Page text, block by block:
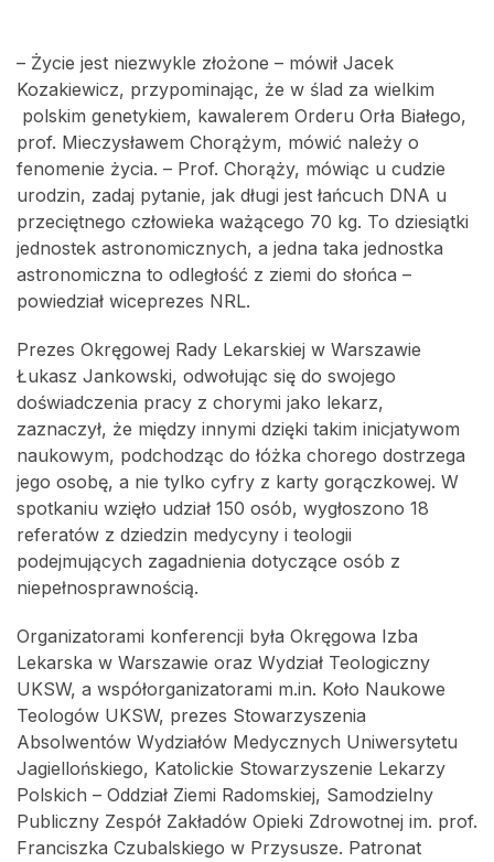
– Życie jest niezwykle złożone – mówił Jacek
Kozakiewicz, przypominając, że w ślad za wielkim
polskim genetykiem, kawalerem Orderu Orła Białego,
prof. Mieczysławem Chorążym, mówić należy o
fenomenie życia. – Prof. Chorąży, mówiąc u cudzie
urodzin, zadaj pytanie, jak długi jest łańcuch DNA u
przeciętnego człowieka ważącego 70 kg. To dziesiątki
jednostek astronomicznych, a jedna taka jednostka
astronomiczna to odległość z ziemi do słońca –
powiedział wiceprezes NRL.
Prezes Okręgowej Rady Lekarskiej w Warszawie
Łukasz Jankowski, odwołując się do swojego
doświadczenia pracy z chorymi jako lekarz,
zaznaczył, że między innymi dzięki takim inicjatywom
naukowym, podchodząc do łóżka chorego dostrzega
jego osobę, a nie tylko cyfry z karty gorączkowej. W
spotkaniu wzięło udział 150 osób, wygłoszono 18
referatów z dziedzin medycyny i teologii
podejmujących zagadnienia dotyczące osób z
niepełnosprawnością.
Organizatorami konferencji była Okręgowa Izba
Lekarska w Warszawie oraz Wydział Teologiczny
UKSW, a współorganizatorami m.in. Koło Naukowe
Teologów UKSW, prezes Stowarzyszenia
Absolwentów Wydziałów Medycznych Uniwersytetu
Jagiellońskiego, Katolickie Stowarzyszenie Lekarzy
Polskich – Oddział Ziemi Radomskiej, Samodzielny
Publiczny Zespół Zakładów Opieki Zdrowotnej im. prof.
Franciszka Czubalskiego w Przysusze. Patronat